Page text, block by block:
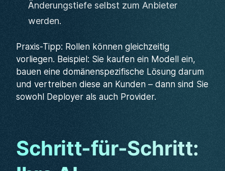
Änderungstiefe selbst zum Anbieter
werden.
Praxis-Tipp: Rollen können gleichzeitig
vorliegen. Beispiel: Sie kaufen ein Modell ein,
bauen eine domänenspezifische Lösung darum
und vertreiben diese an Kunden – dann sind Sie
sowohl Deployer als auch Provider.
Schritt-für-Schritt: